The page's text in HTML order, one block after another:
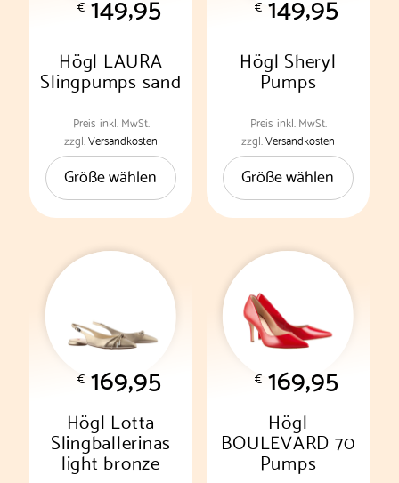
€
Högl LAURA
Slingpumps sand
Preis inkl. MwSt.
zzgl.Versandkosten
Größe wählen
Dieses
Produkt
weist
mehrere
Varianten
Optionen
können
auf
Produktseite
werden
€
Högl Sheryl
Pumps
Preis inkl. MwSt.
zzgl.Versandkosten
Größe wählen
Dieses
Produkt
weist
mehrere
Varianten
Optionen
können
auf
Produktseite
€ 169,95
Högl Lotta
Slingballerinas
light bronze
€ 169,95
Högl
BOULEVARD 70
Pumps